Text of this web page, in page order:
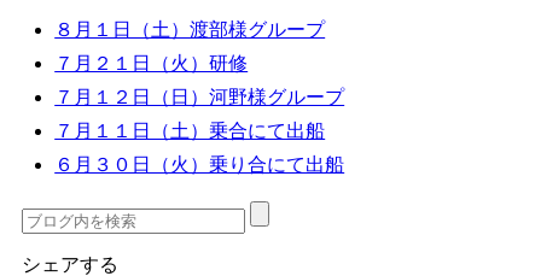
８月１日（土）渡部様グループ
７月２１日（火）研修
７月１２日（日）河野様グループ
７月１１日（土）乗合にて出船
６月３０日（火）乗り合にて出船
シェアする